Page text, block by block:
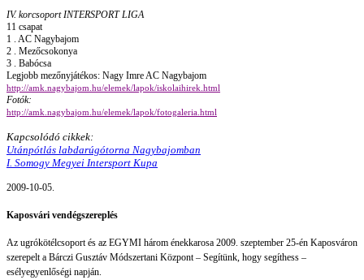
IV. korcsoport INTERSPORT LIGA
11 csapat
1 . AC Nagybajom
2 . Mezőcsokonya
3 . Babócsa
Legjobb mezőnyjátékos: Nagy Imre AC Nagybajom
http://amk.nagybajom.hu/elemek/lapok/iskolaihirek.html
Fotók:
http://amk.nagybajom.hu/elemek/lapok/fotogaleria.html
Kapcsolódó cikkek:
Utánpótlás labdarúgótorna Nagybajomban
I. Somogy Megyei Intersport Kupa
2009-10-05.
Kaposvári vendégszereplés
Az ugrókötélcsoport és az EGYMI három énekkarosa 2009. szeptember 25-én Kaposváron
szerepelt a Bárczi Gusztáv Módszertani Központ – Segítünk, hogy segíthess –
esélyegyenlőségi napján.